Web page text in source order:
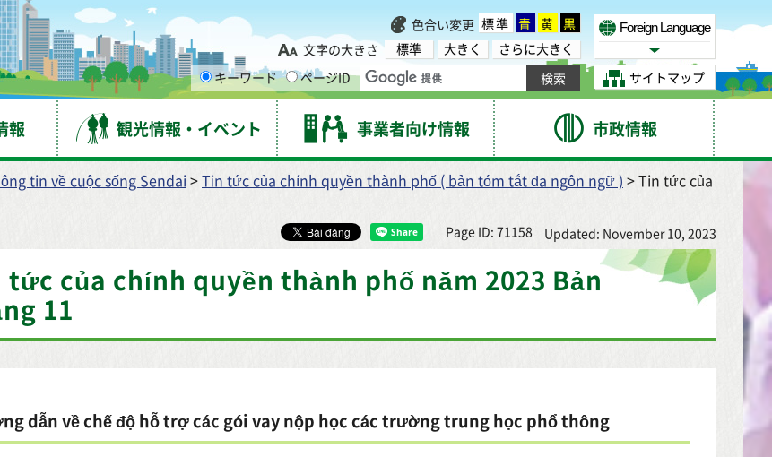
色合い変更 標準 青 黄 黒
文字の大きさ
標準 大きく
さらに大きく
キーワード
ページID
Foreign Language
Select Language
サイトマップ
報 観光情報・イベント 事業者向け情報 市政情報
tin về cuộc sống Sendai >Tin tức của chính quyền thành phố ( bản tóm tắt đa ngôn ngữ ) > Tin tức của
Page ID: 71158 Updated: November 10, 2023
tức của chính quyền thành phố năm 2023 Bản
11
dẫn về chế độ hỗ trợ các gói vay nộp học các trường trung học phổ thông